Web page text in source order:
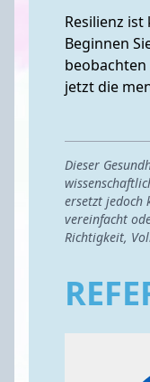
Resilienz
Beginnen
jetzt die
Dieser
ersetzt jedoch
vereinfacht
Richtigkeit,